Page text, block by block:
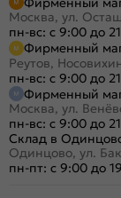
Москва, ул.
пн-вс: с 9:00 до
Фирменный
Реутов,
пн-вс: с 9:00 до
Фирменный
Москва, ул.
пн-вс: с 9:00 до
Склад в
Одинцово, ул.
пн-пт: с 9:00 до